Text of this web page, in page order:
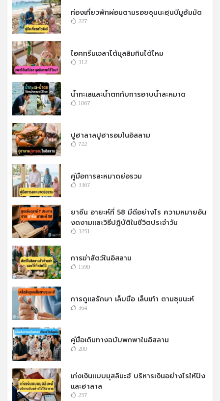
ท่องเที่ยวพักผ่อนตามรอยซุนนะฮฺนบีมูฮัมมัด
227
ไอศกรีมเจลาโต้มุสลิมกินได้ไหม
312
น้ำทะเลและน้ำตกกับการอาบน้ำละหมาด
1067
ปูฮาลาลปูฮารอมในอิสลาม
722
คู่มือการละหมาดย่อรวม
3367
ยาซีน อายะห์ที่ 58 มีดีอย่างไร ความหมายอัน
งดงามและวิธีปฏิบัติในชีวิตประจำวัน
3251
การฆ่าสัตว์ในอิสลาม
1590
การดูแลรักษา เล็บมือ เล็บเท้า ตามซุนนะห์
364
คู่มือเดินทางฉบับพกพาในอิสลาม
200
เก่งเงินแบบมุสลิมะฮ์ บริหารเงินอย่างไรให้ปัง
และฮาลาล
257